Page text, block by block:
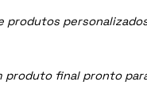
produto final pronto